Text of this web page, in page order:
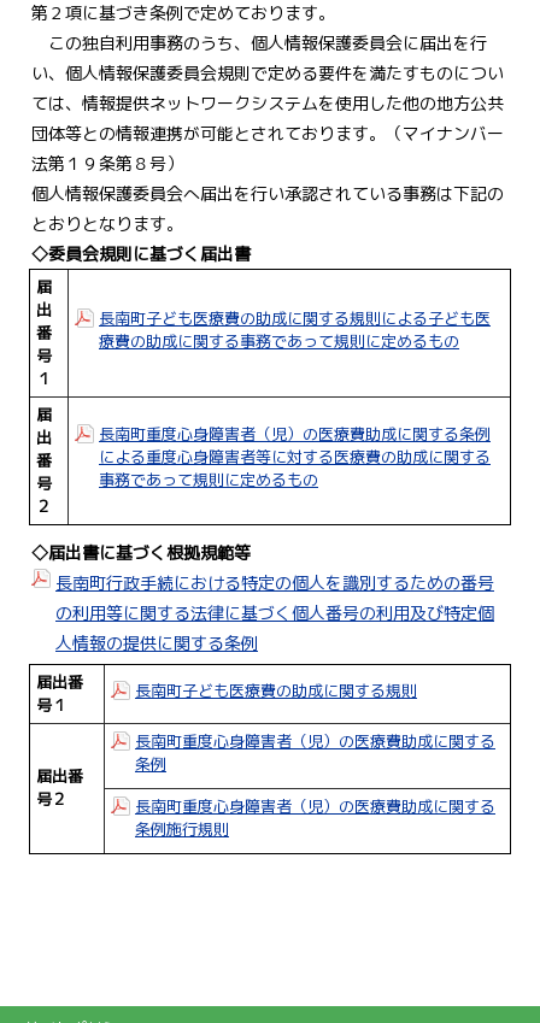
第２項に基づき条例で定めております。
この独自利用事務のうち、個人情報保護委員会に届出を行
い、個人情報保護委員会規則で定める要件を満たすものについ
ては、情報提供ネットワークシステムを使用した他の地方公共
団体等との情報連携が可能とされております。（マイナンバー
法第１９条第８号）
個人情報保護委員会へ届出を行い承認されている事務は下記の
とおりとなります。
◇委員会規則に基づく届出書
届
出
番
号
１
長南町子ども医療費の助成に関する規則による子ども医
療費の助成に関する事務であって規則に定めるもの
届
出
番
号
２
長南町重度心身障害者（児）の医療費助成に関する条例
による重度心身障害者等に対する医療費の助成に関する
事務であって規則に定めるもの
◇届出書に基づく根拠規範等
長南町行政手続における特定の個人を識別するための番号
の利用等に関する法律に基づく個人番号の利用及び特定個
人情報の提供に関する条例
届出番
号１
長南町子ども医療費の助成に関する規則
届出番
号２
長南町重度心身障害者（児）の医療費助成に関する
条例
長南町重度心身障害者（児）の医療費助成に関する
条例施行規則